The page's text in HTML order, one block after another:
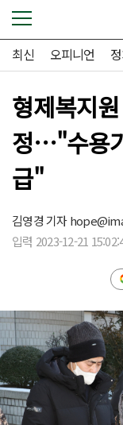
최신 오피니언
형제복지
정…"수용
급"
김영경 기자
입력 2023-12-21